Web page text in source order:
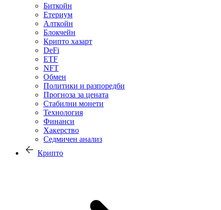
Биткойн
Етериум
Алткойн
Блокчейн
Крипто хазарт
DeFi
ETF
NFT
Обмен
Политики и разпоредби
Прогноза за цената
Стабилни монети
Технология
Финанси
Хакерство
Седмичен анализ
Крипто